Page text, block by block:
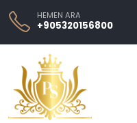
HEMEN ARA
+905320156800